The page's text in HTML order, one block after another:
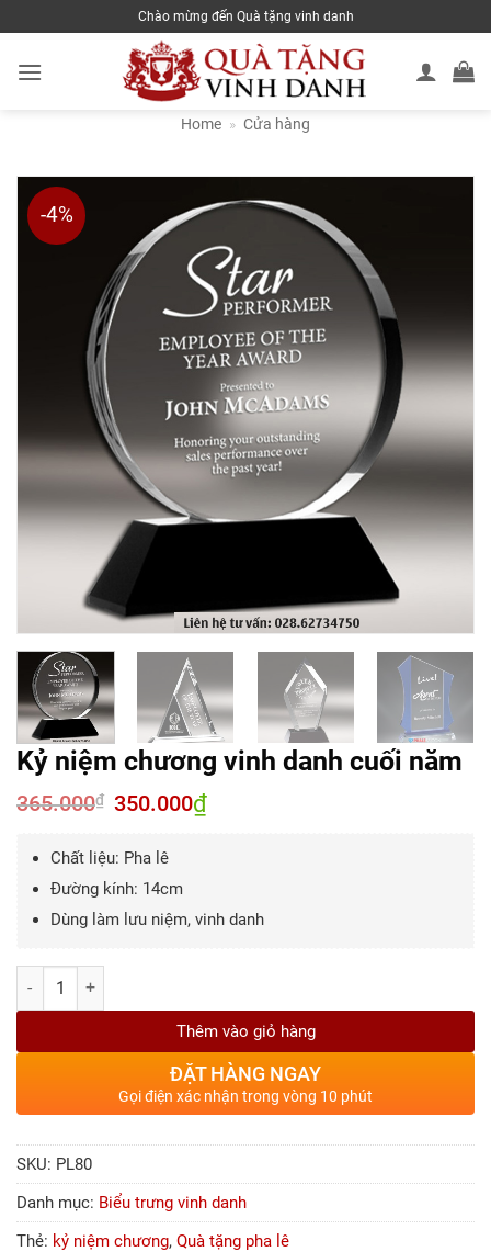
to
content
Chào mừng đến Quà tặng vinh danh
Home » Cửa hàng
-4%
Kỷ niệm chương vinh danh cuối năm
365.000₫
Giá
gốc
350.000₫Giá
Chất liệu: Pha lê
Đường kính: 14cm
Dùng làm lưu niệm, vinh danh
Số lượng
Thêm vào giỏ hàng
ĐẶT HÀNG NGAY
Gọi điện xác nhận trong vòng 10 phút
SKU: PL80
Danh mục: Biểu trưng vinh danh
Thẻ: kỷ niệm chương, Quà tặng pha lê